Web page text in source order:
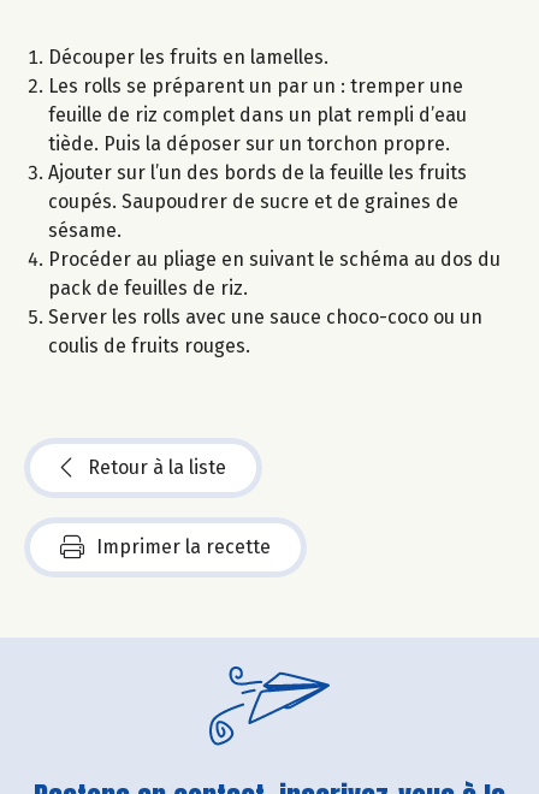
Découper les fruits en lamelles.
Les rolls se préparent un par un : tremper une
feuille de riz complet dans un plat rempli d’eau
tiède. Puis la déposer sur un torchon propre.
Ajouter sur l’un des bords de la feuille les fruits
coupés. Saupoudrer de sucre et de graines de
sésame.
Procéder au pliage en suivant le schéma au dos du
pack de feuilles de riz.
Server les rolls avec une sauce choco-coco ou un
coulis de fruits rouges.
Retour à la liste
Imprimer la recette